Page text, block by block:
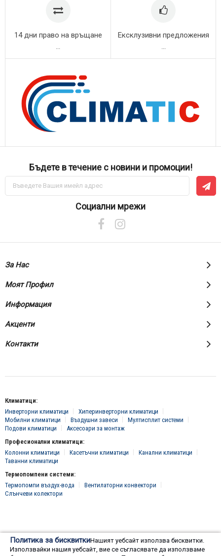
Политика за бисквиткиНашият уебсайт използва бисквитки.
Използвайки нашия уебсайт, вие се съгласявате да използваме
14 дни право на връщане
...
Ексклузивни предложения
...
Бъдете в течение с новини и промоции!
Абонирай
за
Социални мрежи
За Нас
Моят Профил
Информация
Акценти
Контакти
Климатици:
Инверторни климатици
Хиперинверторни климатици
Мобилни климатици
Въздушни завеси
Мултисплит системи
Подови климатици
Аксесоари за монтаж
Професионални климатици:
Колонни климатици
Касетъчни климатици
Канални климатици
Таванни климатици
Термопомпени системи:
Термопомпи въздух-вода
Вентилаторни конвектори
Слънчеви колектори
© 2016 - 2024 Всички права запазени, "Клима Инженеринг 2016" ЕООД
Онлайн магазин от